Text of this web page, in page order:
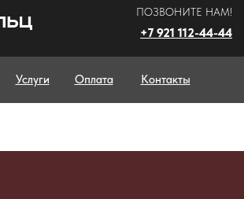
ПОЗВОНИТЕ НАМ!
+7 921 112-44-44
Услуги Оплата Контакты